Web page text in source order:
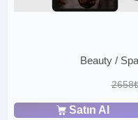
Beauty /
Satın Al